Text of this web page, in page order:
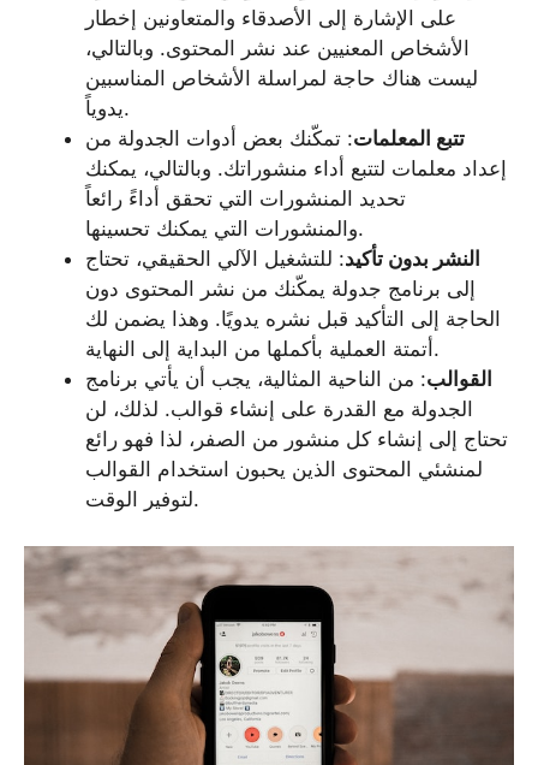
على الإشارة إلى الأصدقاء والمتعاونين إخطار
الأشخاص المعنيين عند نشر المحتوى. وبالتالي،
ليست هناك حاجة لمراسلة الأشخاص المناسبين
يدوياً.
تتبع المعلمات: تمكّنك بعض أدوات الجدولة من
إعداد معلمات لتتبع أداء منشوراتك. وبالتالي، يمكنك
تحديد المنشورات التي تحقق أداءً رائعاً
والمنشورات التي يمكنك تحسينها.
النشر بدون تأكيد: للتشغيل الآلي الحقيقي، تحتاج
إلى برنامج جدولة يمكّنك من نشر المحتوى دون
الحاجة إلى التأكيد قبل نشره يدويًا. وهذا يضمن لك
أتمتة العملية بأكملها من البداية إلى النهاية.
القوالب: من الناحية المثالية، يجب أن يأتي برنامج
الجدولة مع القدرة على إنشاء قوالب. لذلك، لن
تحتاج إلى إنشاء كل منشور من الصفر، لذا فهو رائع
لمنشئي المحتوى الذين يحبون استخدام القوالب
لتوفير الوقت.